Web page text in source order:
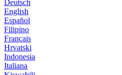
Deutsch
English
Español
Filipino
Français
Hrvatski
Indonesia
Italiana